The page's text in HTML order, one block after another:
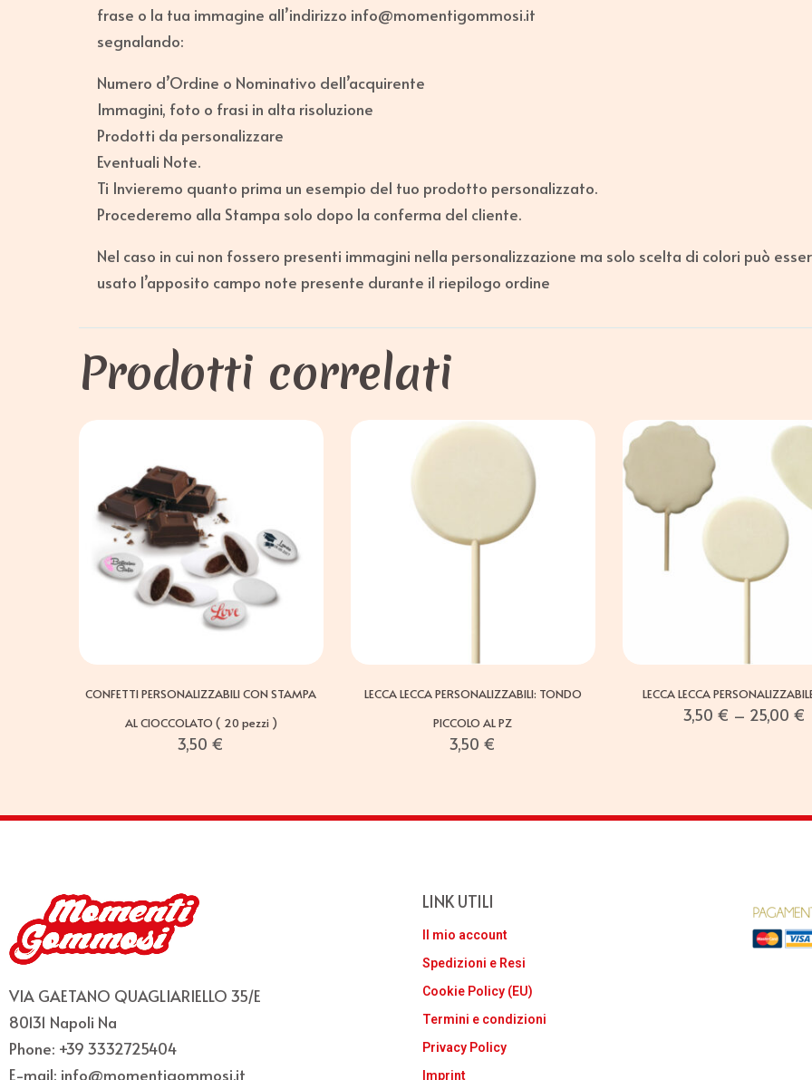
frase o la tua immagine all’indirizzo info@momentigommosi.it
segnalando:
Numero d’Ordine o Nominativo dell’acquirente
Immagini, foto o frasi in alta risoluzione
Prodotti da personalizzare
Eventuali Note.
Ti Invieremo quanto prima un esempio del tuo prodotto personalizzato.
Procederemo alla Stampa solo dopo la conferma del cliente.
Nel caso in cui non fossero presenti immagini nella personalizzazione ma solo scelta di colori può
usato l’apposito campo note presente durante il riepilogo ordine
Prodotti correlati
CONFETTI PERSONALIZZABILI CON STAMPA
AL CIOCCOLATO ( 20 pezzi )
3,50 €
LECCA LECCA PERSONALIZZABILI: TONDO
PICCOLO AL PZ
3,50 €
LECCA LECCA
3,50 € – 25,00 €
VIA GAETANO QUAGLIARIELLO 35/E
80131 Napoli Na
Phone: +39 3332725404
E-mail: info@momentigommosi.it
LINK UTILI
Il mio account
Spedizioni e Resi
Cookie Policy (EU)
Termini e condizioni
Privacy Policy
Imprint